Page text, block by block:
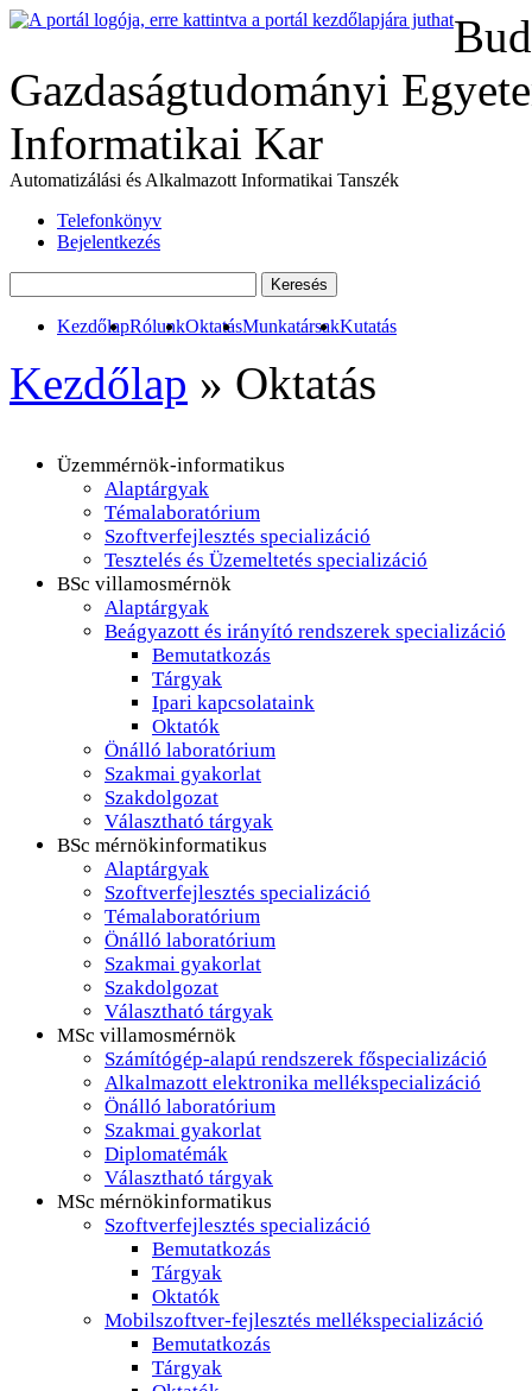
Gazdaságtudományi
Informatikai Kar
Automatizálási és Alkalmazott Informatikai Tanszék
Telefonkönyv
Bejelentkezés
KezdőlapRólunkOktatásMunkatársakKutatás
Kezdőlap » Oktatás
Üzemmérnök-informatikus
Alaptárgyak
Témalaboratórium
Szoftverfejlesztés specializáció
Tesztelés és Üzemeltetés specializáció
BSc villamosmérnök
Alaptárgyak
Beágyazott és irányító rendszerek specializáció
Bemutatkozás
Tárgyak
Ipari kapcsolataink
Oktatók
Önálló laboratórium
Szakmai gyakorlat
Szakdolgozat
Választható tárgyak
BSc mérnökinformatikus
Alaptárgyak
Szoftverfejlesztés specializáció
Témalaboratórium
Önálló laboratórium
Szakmai gyakorlat
Szakdolgozat
Választható tárgyak
MSc villamosmérnök
Számítógép-alapú rendszerek főspecializáció
Alkalmazott elektronika mellékspecializáció
Önálló laboratórium
Szakmai gyakorlat
Diplomatémák
Választható tárgyak
MSc mérnökinformatikus
Szoftverfejlesztés specializáció
Bemutatkozás
Tárgyak
Oktatók
Mobilszoftver-fejlesztés mellékspecializáció
Bemutatkozás
Tárgyak